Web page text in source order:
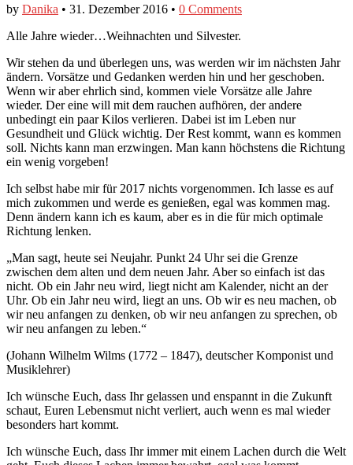
by Danika • 31. Dezember 2016 • 0 Comments
​Alle Jahre wieder…Weihnachten und Silvester.
Wir stehen da und überlegen uns, was werden wir im nächsten Jahr
ändern. Vorsätze und Gedanken werden hin und her geschoben.
Wenn wir aber ehrlich sind, kommen viele Vorsätze alle Jahre
wieder. Der eine will mit dem rauchen aufhören, der andere
unbedingt ein paar Kilos verlieren. Dabei ist im Leben nur
Gesundheit und Glück wichtig. Der Rest kommt, wann es kommen
soll. Nichts kann man erzwingen. Man kann höchstens die Richtung
ein wenig vorgeben!
Ich selbst habe mir für 2017 nichts vorgenommen. Ich lasse es auf
mich zukommen und werde es genießen, egal was kommen mag.
Denn ändern kann ich es kaum, aber es in die für mich optimale
Richtung lenken.
„Man sagt, heute sei Neujahr. Punkt 24 Uhr sei die Grenze
zwischen dem alten und dem neuen Jahr. Aber so einfach ist das
nicht. Ob ein Jahr neu wird, liegt nicht am Kalender, nicht an der
Uhr. Ob ein Jahr neu wird, liegt an uns. Ob wir es neu machen, ob
wir neu anfangen zu denken, ob wir neu anfangen zu sprechen, ob
wir neu anfangen zu leben.“
(Johann Wilhelm Wilms (1772 – 1847), deutscher Komponist und
Musiklehrer)
Ich wünsche Euch, dass Ihr gelassen und enspannt in die Zukunft
schaut, Euren Lebensmut nicht verliert, auch wenn es mal wieder
besonders hart kommt.
Ich wünsche Euch, dass Ihr immer mit einem Lachen durch die Welt